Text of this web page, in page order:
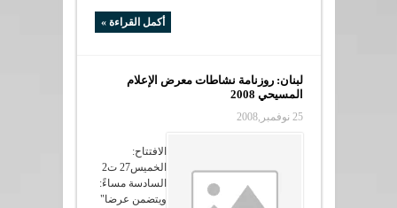
أكمل القراءة »
لبنان: روزنامة نشاطات معرض الإعلام
المسيحي 2008
25 نوفمبر,2008
الافتتاح:
الخميس27 ت2
السادسة مساءً:
ويتضمن عرضا"